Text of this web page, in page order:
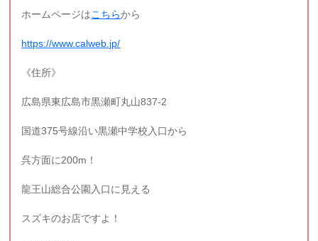
ホームページはこちらから
https://www.calweb.jp/
《住所》
広島県東広島市黒瀬町丸山837-2
国道375号線沿い黒瀬中学校入口から
呉方面に200m！
龍王山総合公園入口に見える
スズキのお店ですよ！